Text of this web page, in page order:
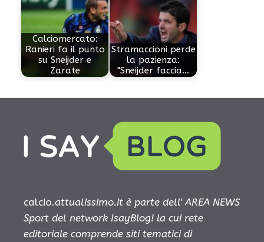
Calciomercato:
Ranieri fa il punto
su Sneijder e
Zarate
Stramaccioni perde
la pazienza:
"Sneijder faccia…
calcio.attualissimo.it è parte dell' AREA NEWS
Sport del network IsayBlog! la cui rete
editoriale comprende siti tematici di